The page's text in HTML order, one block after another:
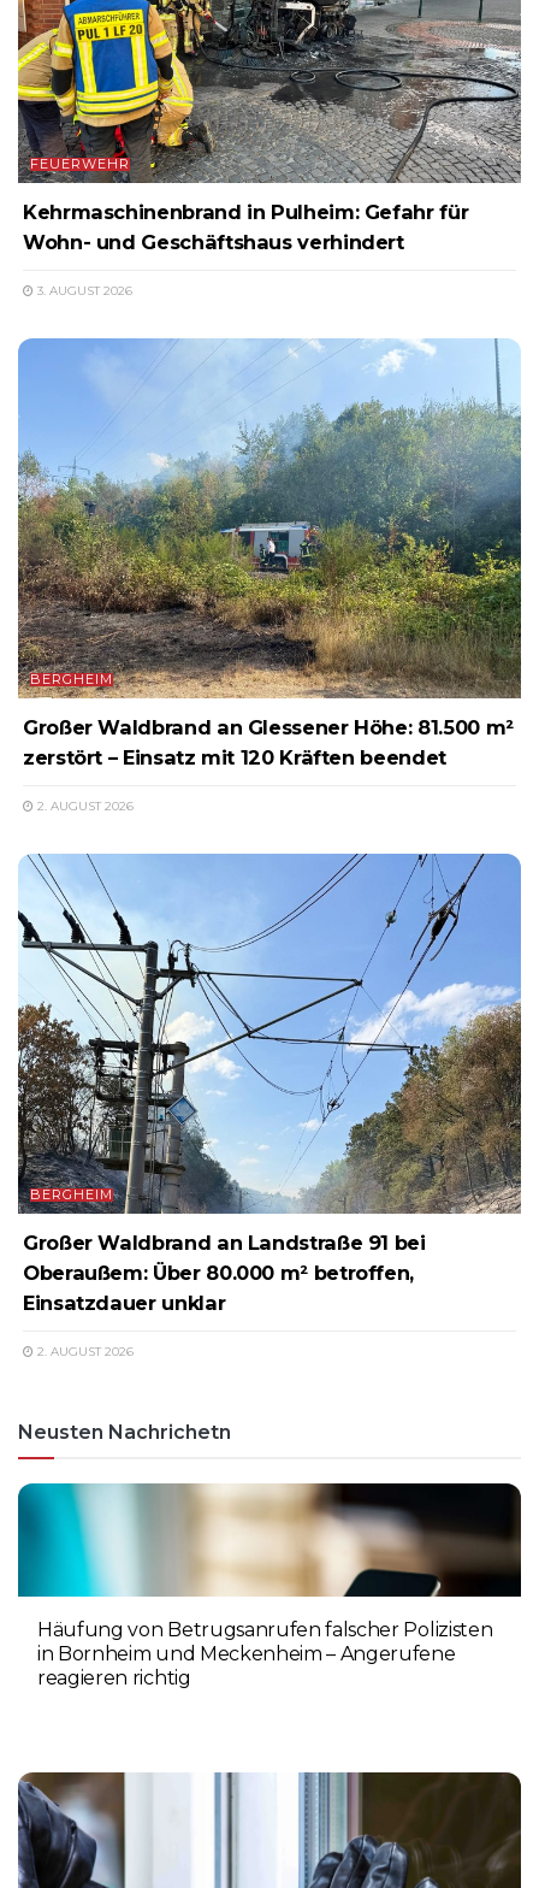
FEUERWEHR
Kehrmaschinenbrand in Pulheim: Gefahr für
Wohn- und Geschäftshaus verhindert
3. AUGUST 2026
BERGHEIM
Großer Waldbrand an Glessener Höhe: 81.500 m²
zerstört – Einsatz mit 120 Kräften beendet
2. AUGUST 2026
BERGHEIM
Großer Waldbrand an Landstraße 91 bei
Oberaußem: Über 80.000 m² betroffen,
Einsatzdauer unklar
2. AUGUST 2026
Neusten Nachrichetn
Häufung von Betrugsanrufen falscher Polizisten
in Bornheim und Meckenheim – Angerufene
reagieren richtig